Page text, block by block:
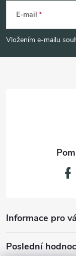
p
a
E-mail
Vložením e-mailu
Informace pro
Poslední